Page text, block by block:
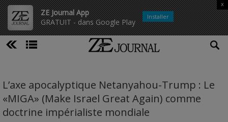
ZE Journal App
GRATUIT - dans Google Play
x
Installer
L’axe apocalyptique Netanyahou-Trump : Le
«MIGA» (Make Israel Great Again) comme
doctrine impérialiste mondiale